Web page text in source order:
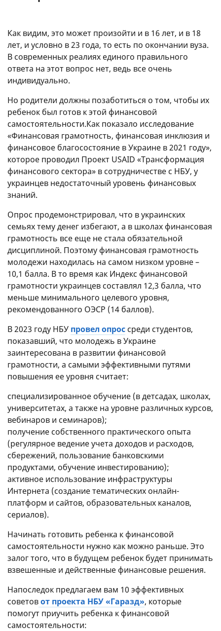
Как видим, это может произойти и в 16 лет, и в 18
лет, и условно в 23 года, то есть по окончании вуза.
В современных реалиях единого правильного
ответа на этот вопрос нет, ведь все очень
индивидуально.
Но родители должны позаботиться о том, чтобы их
ребенок был готов к этой финансовой
самостоятельности.Как показало исследование
«Финансовая грамотность, финансовая инклюзия и
финансовое благосостояние в Украине в 2021 году»,
которое проводил Проект USAID «Трансформация
финансового сектора» в сотрудничестве с НБУ, у
украинцев недостаточный уровень финансовых
знаний.
Опрос продемонстрировал, что в украинских
семьях тему денег избегают, а в школах финансовая
грамотность все еще не стала обязательной
дисциплиной. Поэтому финансовая грамотность
молодежи находилась на самом низком уровне –
10,1 балла. В то время как Индекс финансовой
грамотности украинцев составлял 12,3 балла, что
меньше минимального целевого уровня,
рекомендованного ОЭСР (14 баллов).
В 2023 году НБУ провел опрос среди студентов,
показавший, что молодежь в Украине
заинтересована в развитии финансовой
грамотности, а самыми эффективными путями
повышения ее уровня считает:
специализированное обучение (в детсадах, школах,
университетах, а также на уровне различных курсов,
вебинаров и семинаров);
получение собственного практического опыта
(регулярное ведение учета доходов и расходов,
сбережений, пользование банковскими
продуктами, обучение инвестированию);
активное использование инфраструктуры
Интернета (создание тематических онлайн-
платформ и сайтов, образовательных каналов,
сериалов).
Начинать готовить ребенка к финансовой
самостоятельности нужно как можно раньше. Это
залог того, что в будущем ребенок будет принимать
взвешенные и действенные финансовые решения.
Напоследок предлагаем вам 10 эффективных
советовот проекта НБУ «Гаразд», которые
помогут приучить ребенка к финансовой
самостоятельности: